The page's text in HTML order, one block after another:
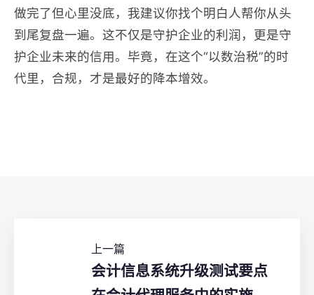
做完了但心里没底，我建议你找个明白人帮你从头
到尾复盘一遍。这不仅是守护企业的利润，更是守
护企业未来的信用。毕竟，在这个“以数治税”的时
代里，合规，才是最好的降本增效。
上一篇
会计信息系统升级测试要点